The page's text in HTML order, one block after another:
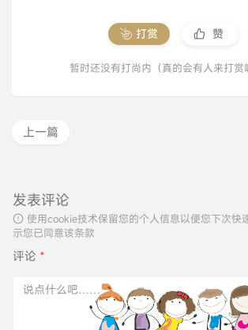
打赏 赞
暂时还没有打尚内（真的会有人来打
上一篇
发表评论
使用cookie技术保留您的个人信息以便您下次快
示您已同意该条款
评论 *